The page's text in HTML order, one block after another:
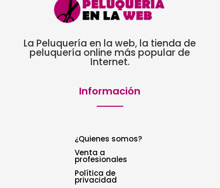
La Peluquería en la web, la tienda de
peluquería online más popular de
Internet.
Información
¿Quienes somos?
Venta a
profesionales
Política de
privacidad